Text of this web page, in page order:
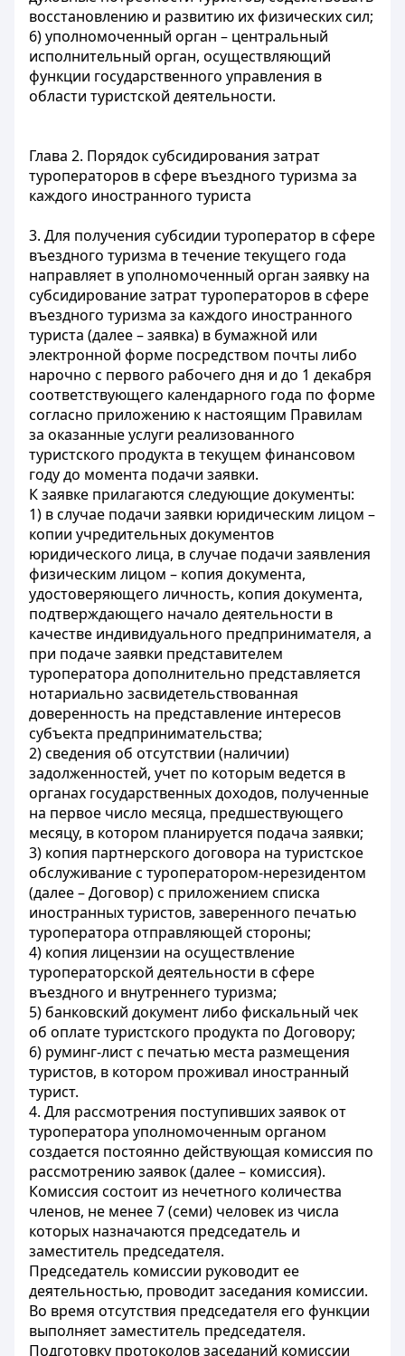
восстановлению и развитию их физических сил;
6) уполномоченный орган – центральный
исполнительный орган, осуществляющий
функции государственного управления в
области туристской деятельности.
Глава 2. Порядок субсидирования затрат
туроператоров в сфере въездного туризма за
каждого иностранного туриста
3. Для получения субсидии туроператор в сфере
въездного туризма в течение текущего года
направляет в уполномоченный орган заявку на
субсидирование затрат туроператоров в сфере
въездного туризма за каждого иностранного
туриста (далее – заявка) в бумажной или
электронной форме посредством почты либо
нарочно с первого рабочего дня и до 1 декабря
соответствующего календарного года по форме
согласно приложению к настоящим Правилам
за оказанные услуги реализованного
туристского продукта в текущем финансовом
году до момента подачи заявки.
К заявке прилагаются следующие документы:
1) в случае подачи заявки юридическим лицом –
копии учредительных документов
юридического лица, в случае подачи заявления
физическим лицом – копия документа,
удостоверяющего личность, копия документа,
подтверждающего начало деятельности в
качестве индивидуального предпринимателя, а
при подаче заявки представителем
туроператора дополнительно представляется
нотариально засвидетельствованная
доверенность на представление интересов
субъекта предпринимательства;
2) сведения об отсутствии (наличии)
задолженностей, учет по которым ведется в
органах государственных доходов, полученные
на первое число месяца, предшествующего
месяцу, в котором планируется подача заявки;
3) копия партнерского договора на туристское
обслуживание с туроператором-нерезидентом
(далее – Договор) с приложением списка
иностранных туристов, заверенного печатью
туроператора отправляющей стороны;
4) копия лицензии на осуществление
туроператорской деятельности в сфере
въездного и внутреннего туризма;
5) банковский документ либо фискальный чек
об оплате туристского продукта по Договору;
6) руминг-лист с печатью места размещения
туристов, в котором проживал иностранный
турист.
4. Для рассмотрения поступивших заявок от
туроператора уполномоченным органом
создается постоянно действующая комиссия по
рассмотрению заявок (далее – комиссия).
Комиссия состоит из нечетного количества
членов, не менее 7 (семи) человек из числа
которых назначаются председатель и
заместитель председателя.
Председатель комиссии руководит ее
деятельностью, проводит заседания комиссии.
Во время отсутствия председателя его функции
выполняет заместитель председателя.
Подготовку протоколов заседаний комиссии